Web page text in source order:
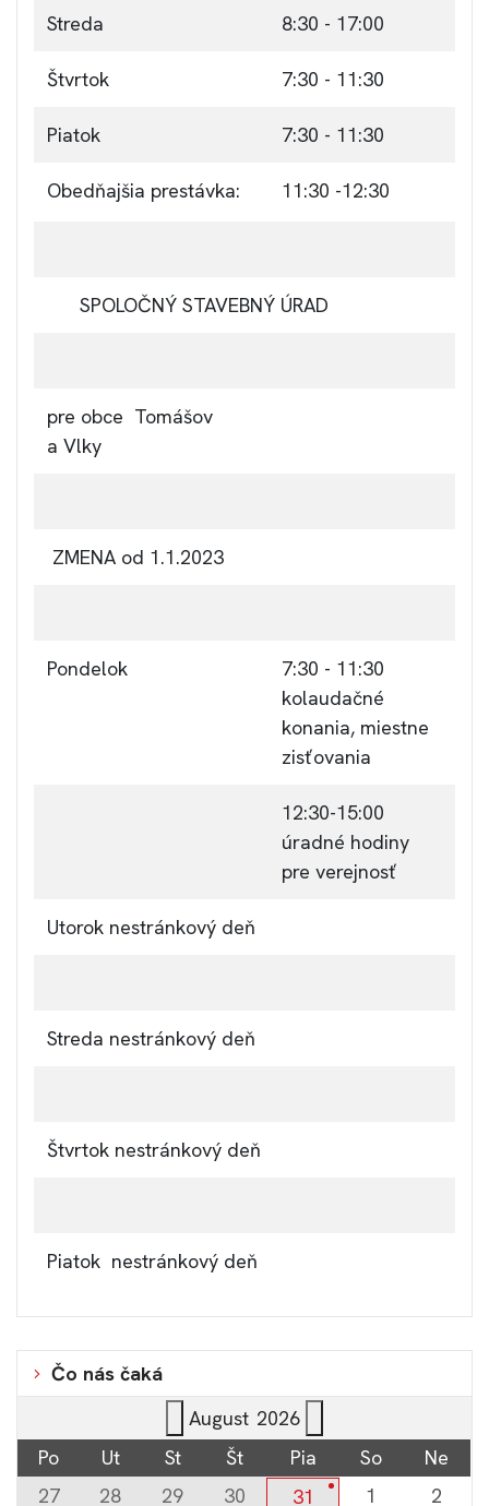
Streda 8:30 - 17:00
Štvrtok 7:30 - 11:30
Piatok 7:30 - 11:30
Obedňajšia prestávka: 11:30 -12:30
SPOLOČNÝ STAVEBNÝ ÚRAD
pre obce Tomášov
a Vlky
ZMENA od 1.1.2023
Pondelok
7:30 - 11:30
kolaudačné
konania, miestne
zisťovania
12:30-15:00
úradné hodiny
pre verejnosť
Utorok nestránkový deň
Streda nestránkový deň
Štvrtok nestránkový deň
Piatok nestránkový deň
Čo nás čaká
August 2026
Po
Ut St Št Pia So
Ne
27
28 29 30 31 1 2